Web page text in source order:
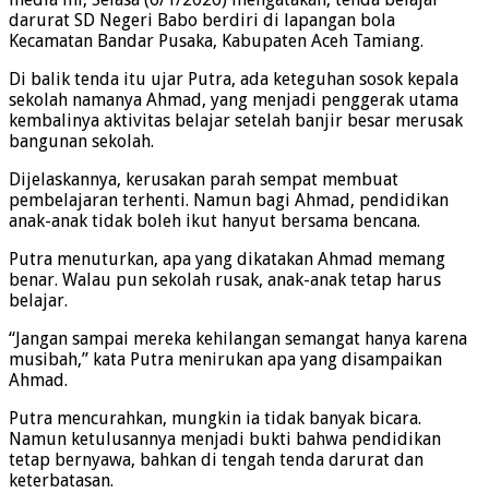
darurat SD Negeri Babo berdiri di lapangan bola
Kecamatan Bandar Pusaka, Kabupaten Aceh Tamiang.
Di balik tenda itu ujar Putra, ada keteguhan sosok kepala
sekolah namanya Ahmad, yang menjadi penggerak utama
kembalinya aktivitas belajar setelah banjir besar merusak
bangunan sekolah.
Dijelaskannya, kerusakan parah sempat membuat
pembelajaran terhenti. Namun bagi Ahmad, pendidikan
anak-anak tidak boleh ikut hanyut bersama bencana.
Putra menuturkan, apa yang dikatakan Ahmad memang
benar. Walau pun sekolah rusak, anak-anak tetap harus
belajar.
“Jangan sampai mereka kehilangan semangat hanya karena
musibah,” kata Putra menirukan apa yang disampaikan
Ahmad.
Putra mencurahkan, mungkin ia tidak banyak bicara.
Namun ketulusannya menjadi bukti bahwa pendidikan
tetap bernyawa, bahkan di tengah tenda darurat dan
keterbatasan.